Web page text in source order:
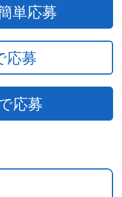
単応募
応募
応募